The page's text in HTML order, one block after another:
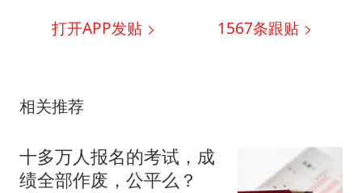
打开APP发贴 1567条跟贴
相关推荐
十多万人报名的考试，成
绩全部作废，公平么？